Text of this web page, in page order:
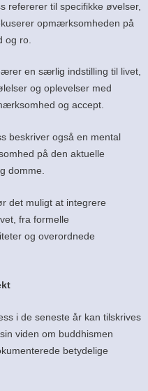
refererer til specifikke øvelser,
opmærksomheden på
og ro.
en særlig indstilling til livet,
og oplevelser med
og accept.
beskriver også en mental
på den aktuelle
domme.
det muligt at integrere
fra formelle
og overordnede
i de seneste år kan tilskrives
viden om buddhismen
betydelige